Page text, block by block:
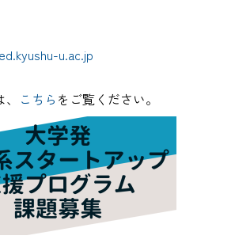
u.ac.jp
こちら をご覧ください。